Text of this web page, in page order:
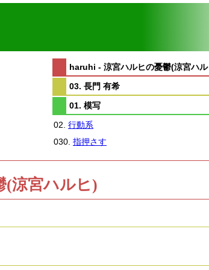
haruhi - 涼宮ハルヒの憂鬱(涼宮ハ
03. 長門 有希
01. 模写
02. 行動系
030. 指押さす
(涼宮ハルヒ)